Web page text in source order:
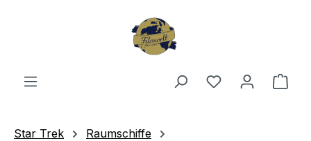
Du hast 0
Star Trek
Raumschiffe